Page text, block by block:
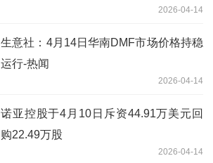
2026-04-14
生意社：4月14日华南DMF市场价格持稳
运行-热闻
2026-04-14
诺亚控股于4月10日斥资44.91万美元回
购22.49万股
2026-04-14